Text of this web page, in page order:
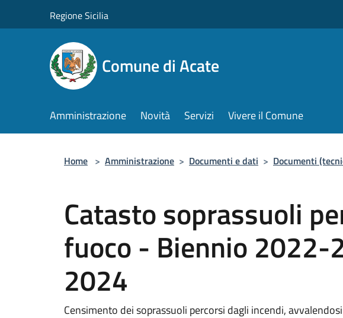
Regione Sicilia
Comune di Acate
Amministrazione Novità Servizi Vivere il Comune
Home > Amministrazione > Documenti e dati > Documenti
Catasto soprassuoli
fuoco - Biennio
2024
Censimento dei soprassuoli percorsi dagli incendi,